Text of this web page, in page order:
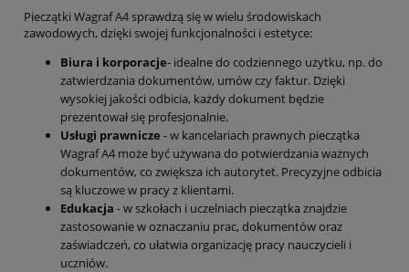
Pieczątki Wagraf A4 sprawdzą się w wielu środowiskach
zawodowych, dzięki swojej funkcjonalności i estetyce:
Biura i korporacje- idealne do codziennego użytku, np. do
zatwierdzania dokumentów, umów czy faktur. Dzięki
wysokiej jakości odbicia, każdy dokument będzie
prezentował się profesjonalnie.
Usługi prawnicze - w kancelariach prawnych pieczątka
Wagraf A4 może być używana do potwierdzania ważnych
dokumentów, co zwiększa ich autorytet. Precyzyjne odbicia
są kluczowe w pracy z klientami.
Edukacja - w szkołach i uczelniach pieczątka znajdzie
zastosowanie w oznaczaniu prac, dokumentów oraz
zaświadczeń, co ułatwia organizację pracy nauczycieli i
uczniów.